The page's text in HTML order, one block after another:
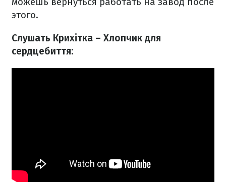
этого.
Слушать Крихітка – Хлопчик для
сердцебиття: